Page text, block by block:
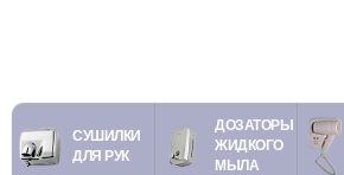
СУШИЛКИ
ДЛЯ РУК
ДОЗАТОРЫ
ЖИДКОГО
МЫЛА